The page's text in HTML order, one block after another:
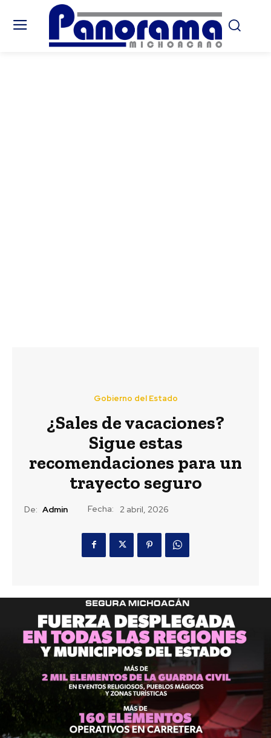
Gobierno del Estado
¿Sales de vacaciones?
Sigue estas
recomendaciones para un
trayecto seguro
De: Admin Fecha: 2 abril, 2026